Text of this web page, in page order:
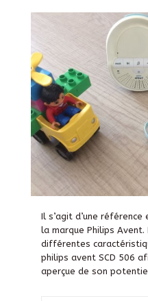
Il s’agit d’une référence
la marque Philips
différentes
philips avent SCD 506
aperçue de son